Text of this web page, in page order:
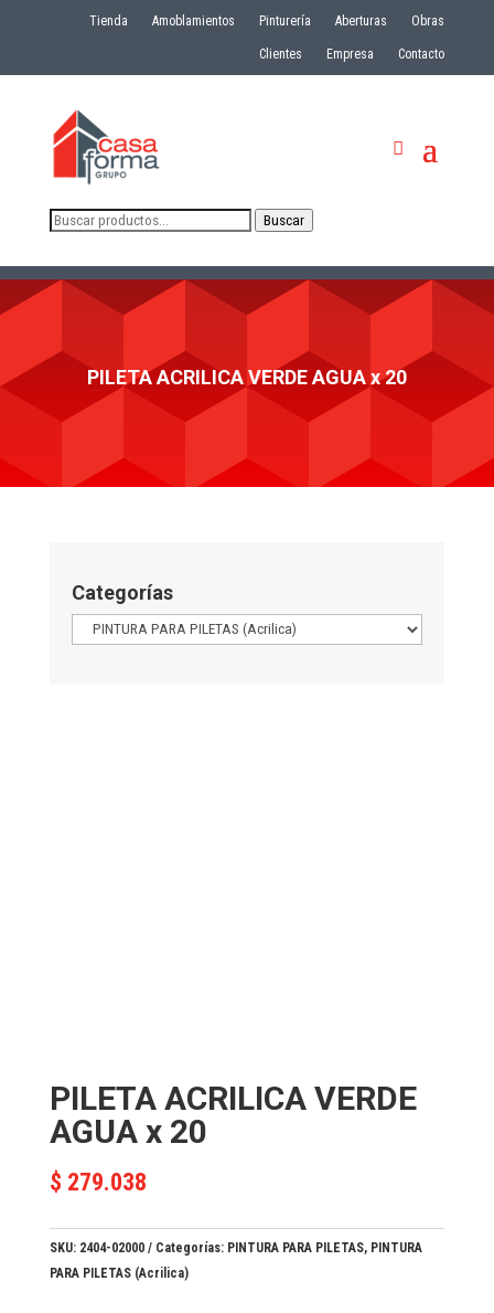
Tienda Amoblamientos Pinturería Aberturas Obras
Clientes Empresa Contacto
Buscar
Buscar
PILETA ACRILICA VERDE AGUA x 20
Categorías
PILETA ACRILICA VERDE
AGUA x 20
$ 279.038
SKU: 2404-02000 Categorías: PINTURA PARA PILETAS, PINTURA
PARA PILETAS (Acrilica)